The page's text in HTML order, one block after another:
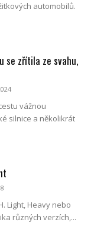
automobilů.
se zřítila ze svahu,
vážnou
silnice a několikrát
Light, Heavy nebo
různých verzích,...